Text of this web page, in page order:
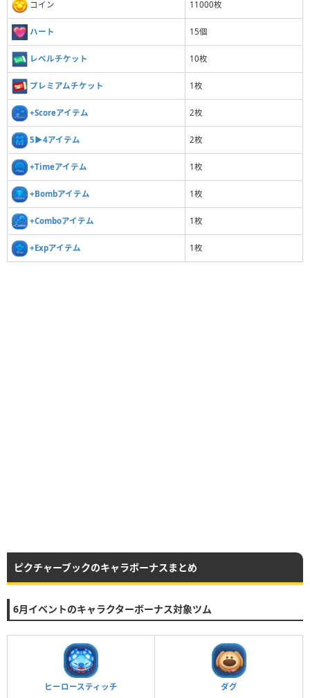
コイン 11000枚
ハート 15個
レベルチケット 10枚
プレミアムチケット 1枚
+Scoreアイテム 2枚
5▶︎4アイテム 2枚
+Timeアイテム 1枚
+Bombアイテム 1枚
+Comboアイテム 1枚
+Expアイテム 1枚
ピクチャーブックのキャラボーナスまとめ
6月イベントのキャラクターボーナス対象ツム
ヒーロースティッチ ダグ